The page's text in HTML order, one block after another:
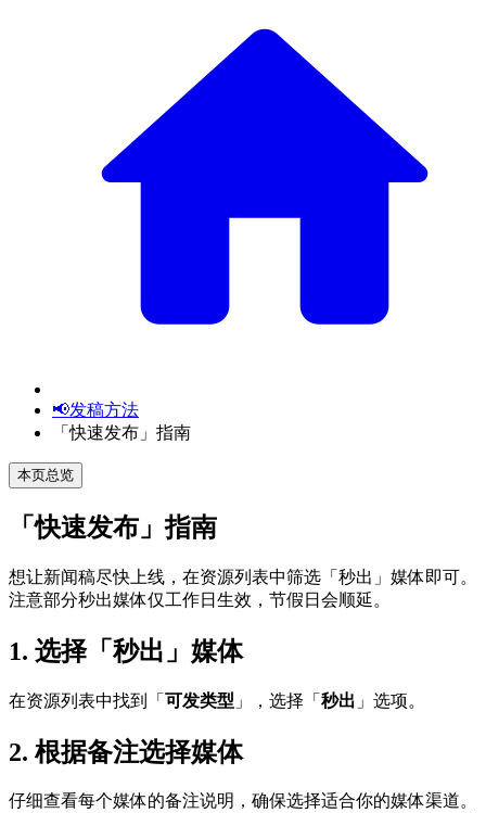
📢发稿方法
「快速发布」指南
本页总览
「快速发布」指南
想让新闻稿尽快上线，在资源列表中筛选「秒出」媒体即可。
注意部分秒出媒体仅工作日生效，节假日会顺延。
1. 选择「秒出」媒体
在资源列表中找到「 可发类型 」，选择「 秒出 」选项。
2. 根据备注选择媒体
仔细查看每个媒体的备注说明，确保选择适合你的媒体渠道。